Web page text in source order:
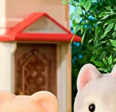
ve Özel Günler
Malzemeleri
Ürünleri
Hava - Spor - Deniz
10-12 Yaş